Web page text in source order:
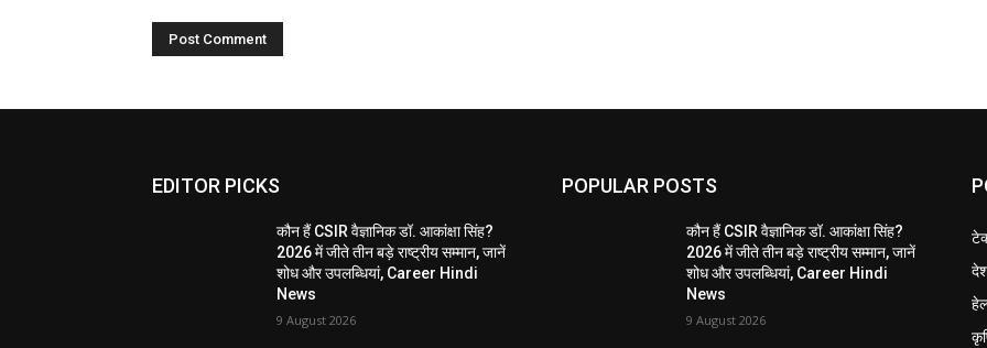
EDITOR PICKS
कौन हैं CSIR वैज्ञानिक डॉ. आकांक्षा सिंह?
2026 में जीते तीन बड़े राष्ट्रीय सम्मान, जानें
शोध और उपलब्धियां, Career Hindi
News
9 August 2026
POPULAR POSTS
कौन हैं CSIR वैज्ञानिक डॉ. आकांक्षा सिंह?
2026 में जीते तीन बड़े राष्ट्रीय सम्मान, जानें
शोध और उपलब्धियां, Career Hindi
News
9 August 2026